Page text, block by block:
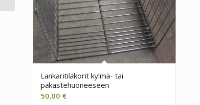
Lankaritiläkorit kylmä- tai
pakastehuoneeseen
50,00 €